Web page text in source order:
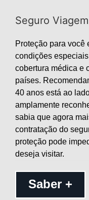
Seguro Viagem
Proteção para você
condições
cobertura médica e
países.
40 anos está ao
amplamente
sabia que agora
contratação do
proteção pode
deseja visitar.
Saber +